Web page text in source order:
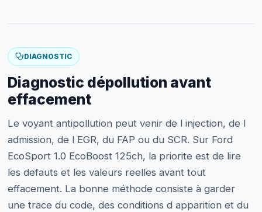
DIAGNOSTIC
Diagnostic dépollution avant
effacement
Le voyant antipollution peut venir de l injection, de l
admission, de l EGR, du FAP ou du SCR. Sur Ford
EcoSport 1.0 EcoBoost 125ch, la priorite est de lire
les defauts et les valeurs reelles avant tout
effacement. La bonne méthode consiste à garder
une trace du code, des conditions d apparition et du